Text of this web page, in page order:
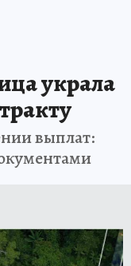
украла
выплат: